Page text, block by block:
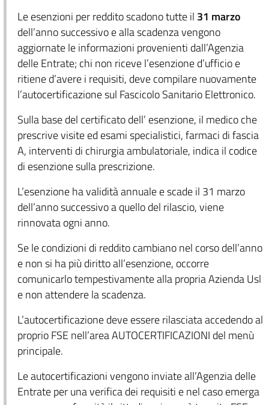
Le esenzioni per reddito scadono tutte il 31 marzo
dell’anno successivo e alla scadenza vengono
aggiornate le informazioni provenienti dall’Agenzia
delle Entrate; chi non riceve l’esenzione d’ufficio e
ritiene d’avere i requisiti, deve compilare nuovamente
l’autocertificazione sul Fascicolo Sanitario Elettronico.
Sulla base del certificato dell’ esenzione, il medico che
prescrive visite ed esami specialistici, farmaci di fascia
A, interventi di chirurgia ambulatoriale, indica il codice
di esenzione sulla prescrizione.
L’esenzione ha validità annuale e scade il 31 marzo
dell’anno successivo a quello del rilascio, viene
rinnovata ogni anno.
Se le condizioni di reddito cambiano nel corso dell’anno
e non si ha più diritto all’esenzione, occorre
comunicarlo tempestivamente alla propria Azienda Usl
e non attendere la scadenza.
L’autocertificazione deve essere rilasciata accedendo al
proprio FSE nell’area AUTOCERTIFICAZIONI del menù
principale.
Le autocertificazioni vengono inviate all’Agenzia delle
Entrate per una verifica dei requisiti e nel caso emerga